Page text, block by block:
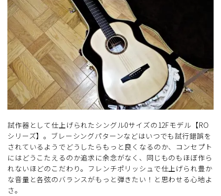
試作器として仕上げられたシングル0サイズの12Fモデル【RO
シリーズ】。ブレーシングパターンなどはいつでも試行錯誤を
されているようでどうしたらもっと良くなるのか、コンセプト
にはどうこたえるのか追求に余念がなく、同じものもほぼ作ら
れないほどのこだわり。フレンチポリッシュで仕上げられ豊か
な音量と各弦のバランスがもっと弾きたい！と思わせる心地よ
さ。